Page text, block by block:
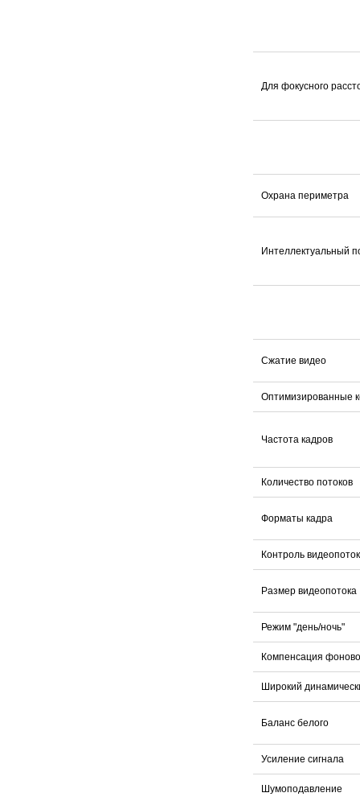
Для фокусного
Охрана периметра
Интеллектуальный
Сжатие видео
Оптимизированные
Частота кадров
Количество потоков
Форматы кадра
Контроль
Размер видеопотока
Режим "день/ночь"
Компенсация
Широкий
Баланс белого
Усиление сигнала
Шумоподавление